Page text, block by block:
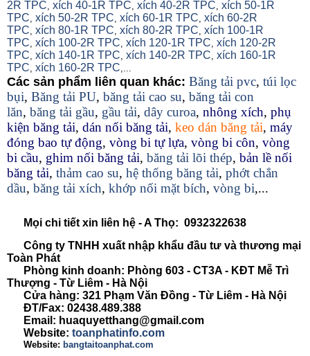
2R TPC, xích 40-1R TPC, xích 40-2R TPC, xích 50-1R
TPC, xích 50-2R TPC, xích 60-1R TPC, xích 60-2R
TPC, xích 80-1R TPC, xích 80-2R TPC, xích 100-1R
TPC, xích 100-2R TPC, xích 120-1R TPC, xích 120-2R
TPC, xích 140-1R TPC, xích 140-2R TPC, xích 160-1R
TPC, xích 160-2R TPC,...
Các sản phẩm liên quan khác: Băng tải pvc, túi lọc
bụi, Băng tải PU, băng tải cao su, băng tải con
lăn, băng tải gầu, gầu tải, dây curoa, nhông xích, phụ
kiện băng tải, dán nối băng tải, keo dán băng tải, máy
đóng bao tự động, vòng bi tự lựa, vòng bi côn, vòng
bi cầu, ghim nối băng tải, băng tải lõi thép, bản lề nối
băng tải, thảm cao su, hệ thống băng tải, phớt chắn
dầu, băng tải xích, khớp nối mặt bích, vòng bi,...
Mọi chi tiết xin liên hệ - A Thọ: 0932322638
Công ty TNHH xuất nhập khẩu đầu tư và thương mại
Toàn Phát
Phòng kinh doanh: Phòng 603 - CT3A - KĐT Mễ Trì
Thượng - Từ Liêm - Hà Nội
Cửa hàng: 321 Phạm Văn Đồng - Từ Liêm - Hà Nội
ĐT/Fax: 02438.489.388
Email: huaquyetthang@gmail.com
Website: toanphatinfo.com
Website: bangtaitoanphat.com